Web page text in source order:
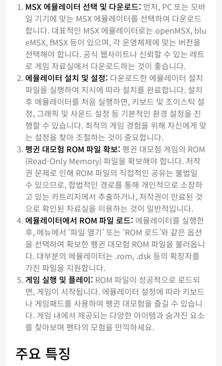
MSX 에뮬레이터 선택 및 다운로드: 먼저, PC 또는 모바
일 기기에 맞는 MSX 에뮬레이터를 선택하여 다운로드
합니다. 대표적인 MSX 에뮬레이터로는 openMSX, blu
eMSX, fMSX 등이 있으며, 각 운영체제에 맞는 버전을
선택해야 합니다. 공식 웹사이트나 신뢰할 수 있는 레트
로 게임 자료실에서 다운로드하는 것이 좋습니다.
에뮬레이터 설치 및 설정: 다운로드한 에뮬레이터 설치
파일을 실행하여 지시에 따라 설치를 완료합니다. 설치
후 에뮬레이터를 처음 실행하면, 키보드 및 조이스틱 설
정, 그래픽 및 사운드 설정 등 기본적인 환경 설정을 진
행할 수 있습니다. 최적의 게임 경험을 위해 자신에게 맞
는 설정을 찾아 조절하는 것이 중요합니다.
펭귄 대모험 ROM 파일 확보: 펭귄 대모험 게임의 ROM
(Read-Only Memory) 파일을 확보해야 합니다. 저작
권 문제로 인해 ROM 파일의 직접적인 공유는 불법일
수 있으므로, 합법적인 경로를 통해 개인적으로 소장하
고 있는 카트리지에서 추출하거나, 저작권이 만료된 것
으로 확인된 자료실을 이용하는 것이 일반적입니다.
에뮬레이터에서 ROM 파일 로드: 에뮬레이터를 실행한
후, 메뉴에서 ‘파일 열기’ 또는 ‘ROM 로드’와 같은 옵션
을 선택하여 확보한 펭귄 대모험 ROM 파일을 불러옵니
다. 대부분의 에뮬레이터는 .rom, .dsk 등의 확장자를
가진 파일을 지원합니다.
게임 실행 및 플레이: ROM 파일이 성공적으로 로드되
면, 게임이 시작됩니다. 에뮬레이터 설정에 따라 키보드
나 게임패드를 사용하여 펭귄 대모험을 즐길 수 있습니
다. 게임 내에서 제공되는 다양한 아이템과 숨겨진 요소
를 찾아보며 펜타의 모험을 만끽하세요.
주요 특징